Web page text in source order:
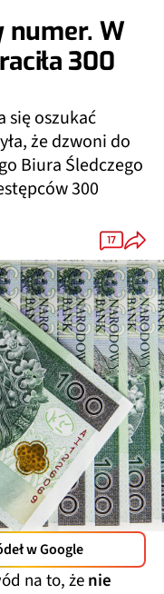
numer. W
300
się oszukać
że dzwoni do
Biura Śledczego
300
17
w Google
na to, żenie